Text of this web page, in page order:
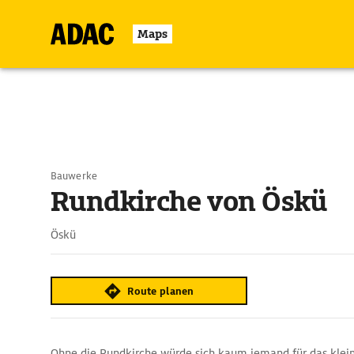
Maps
Bauwerke
Rundkirche von Öskü
Öskü
Route planen